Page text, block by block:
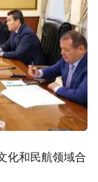
化和民航领域合